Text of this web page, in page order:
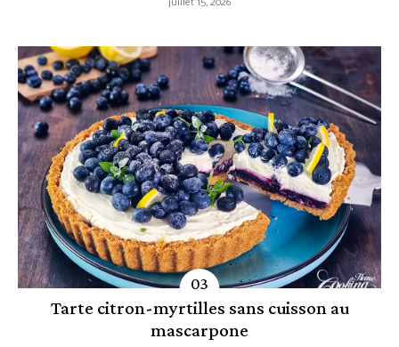
Tarte citron-myrtilles sans cuisson au
mascarpone